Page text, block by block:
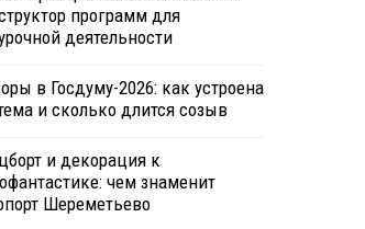
программ для
деятельности
в Госдуму-2026: как устроена
и сколько длится созыв
и декорация к
чем знаменит
Шереметьево